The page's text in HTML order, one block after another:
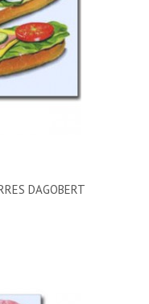
DAGOBERT